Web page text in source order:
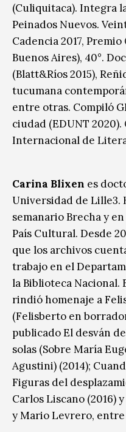
(Culiquitaca). Integra
Peinados Nuevos.
Cadencia 2017,
Buenos Aires), 40°.
(Blatt&Ríos 2015),
tucumana
entre otras. Compiló
ciudad (EDUNT
Internacional de
Carina Blixen es
Universidad de Lille3.
semanario Brecha y
País Cultural. Desde
que los archivos
trabajo en el
la Biblioteca Nacional.
rindió homenaje a
(Felisberto en
publicado El desván
solas (Sobre María
Agustini) (2014);
Figuras del
Carlos Liscano (2016)
y Mario Levrero,